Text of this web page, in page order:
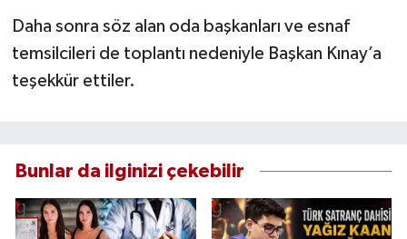
Daha sonra söz alan oda başkanları ve esnaf
temsilcileri de toplantı nedeniyle Başkan Kınay’a
teşekkür ettiler.
Bunlar da ilginizi çekebilir